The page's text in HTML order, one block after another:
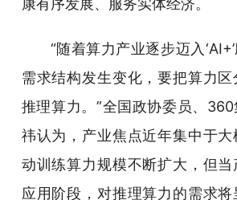
康有序发展、服务实体经济。
“随着算力产业逐步迈入
需求结构发生变化，要把算力
推理算力。”全国政协委员、
祎认为，产业焦点近年集中于
动训练算力规模不断扩大，但当
应用阶段，对推理算力的需求将